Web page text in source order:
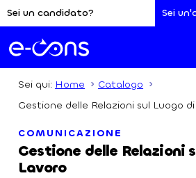
Sei un candidato? Sei
Sei qui: Home
Catalogo
Gestione delle Relazioni sul Luogo
COMUNICAZIONE
Gestione delle Relazioni
Lavoro